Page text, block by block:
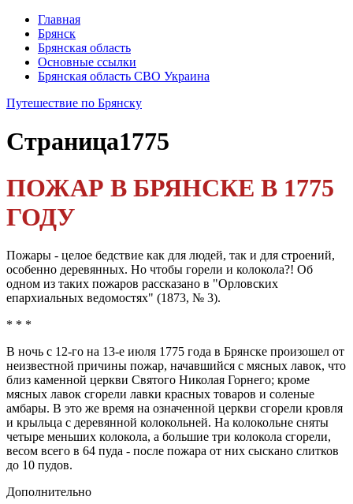
Главная
Брянск
Брянская область
Основные ссылки
Брянская область СВО Украина
Путешествие по Брянску
Страница1775
ПОЖАР В БРЯНСКЕ В 1775
ГОДУ
Пожары - целое бедствие как для людей, так и для строений,
особенно деревянных. Но чтобы горели и коло­кола?! Об
одном из таких пожаров рассказано в "Орлов­ских
епархиальных ведомостях" (1873, № 3).
* * *
В ночь с 12-го на 13-е июля 1775 года в Брянске про­изошел от
неизвестной причины пожар, начавшийся с мяс­ных лавок, что
близ каменной церкви Святого Николая Горнего; кроме
мясных лавок сгорели лавки красных това­ров и соленые
амбары. В это же время на означенной церк­ви сгорели кровля
и крыльца с деревянной колокольней. На колокольне сняты
четыре меньших колокола, а большие три колокола сгорели,
весом всего в 64 пуда - после пожара от них сыскано слитков
до 10 пудов.
Дополнительно